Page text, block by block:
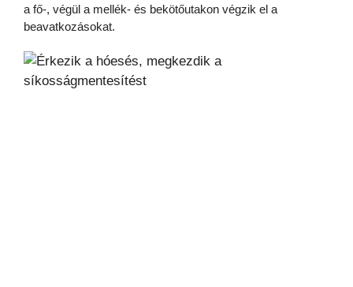
a fő-, végül a mellék- és bekötőutakon végzik el a
beavatkozásokat.